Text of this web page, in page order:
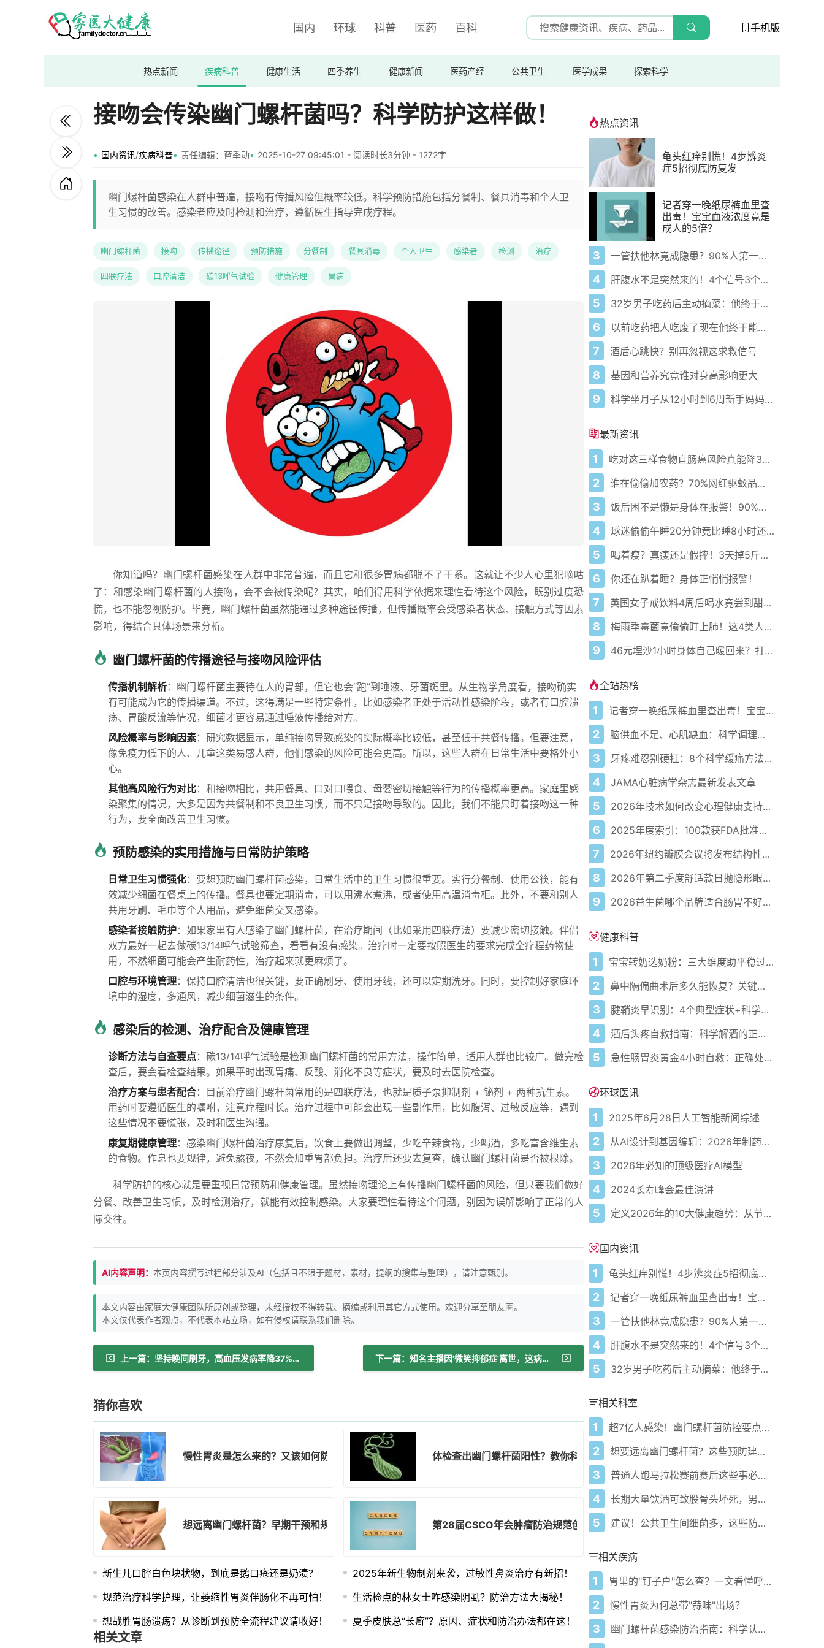
国内 环球 科普 医药 百科 手机版
热点新闻 疾病科普 健康生活 四季养生 健康新闻 医药产经 公共卫生 医学成果 探索科学
接吻会传染幽门螺杆菌吗？科学防护这样做！
国内资讯/疾病科普 责任编辑：蓝季动 2025-10-27 09:45:01 - 阅读时长3分钟 - 1272字
幽门螺杆菌感染在人群中普遍，接吻有传播风险但概率较低。科学预防措施包括分餐制、餐具消毒和个人卫
生习惯的改善。感染者应及时检测和治疗，遵循医生指导完成疗程。
幽门螺杆菌 接吻 传播途径 预防措施 分餐制 餐具消毒 个人卫生 感染者 检测 治疗
四联疗法 口腔清洁 碳13呼气试验 健康管理 胃病
你知道吗？幽门螺杆菌感染在人群中非常普遍，而且它和很多胃病都脱不了干系。这就让不少人心里犯嘀咕
了：和感染幽门螺杆菌的人接吻，会不会被传染呢？其实，咱们得用科学依据来理性看待这个风险，既别过度恐
慌，也不能忽视防护。毕竟，幽门螺杆菌虽然能通过多种途径传播，但传播概率会受感染者状态、接触方式等因素
影响，得结合具体场景来分析。
幽门螺杆菌的传播途径与接吻风险评估
传播机制解析：幽门螺杆菌主要待在人的胃部，但它也会“跑”到唾液、牙菌斑里。从生物学角度看，接吻确实
有可能成为它的传播渠道。不过，这得满足一些特定条件，比如感染者正处于活动性感染阶段，或者有口腔溃
疡、胃酸反流等情况，细菌才更容易通过唾液传播给对方。
风险概率与影响因素：研究数据显示，单纯接吻导致感染的实际概率比较低，甚至低于共餐传播。但要注意，
像免疫力低下的人、儿童这类易感人群，他们感染的风险可能会更高。所以，这些人群在日常生活中要格外小
心。
其他高风险行为对比：和接吻相比，共用餐具、口对口喂食、母婴密切接触等行为的传播概率更高。家庭里感
染聚集的情况，大多是因为共餐制和不良卫生习惯，而不只是接吻导致的。因此，我们不能只盯着接吻这一种
行为，要全面改善卫生习惯。
预防感染的实用措施与日常防护策略
日常卫生习惯强化：要想预防幽门螺杆菌感染，日常生活中的卫生习惯很重要。实行分餐制、使用公筷，能有
效减少细菌在餐桌上的传播。餐具也要定期消毒，可以用沸水煮沸，或者使用高温消毒柜。此外，不要和别人
共用牙刷、毛巾等个人用品，避免细菌交叉感染。
感染者接触防护：如果家里有人感染了幽门螺杆菌，在治疗期间（比如采用四联疗法）要减少密切接触。伴侣
双方最好一起去做碳13/14呼气试验筛查，看看有没有感染。治疗时一定要按照医生的要求完成全疗程药物使
用，不然细菌可能会产生耐药性，治疗起来就更麻烦了。
口腔与环境管理：保持口腔清洁也很关键，要正确刷牙、使用牙线，还可以定期洗牙。同时，要控制好家庭环
境中的湿度，多通风，减少细菌滋生的条件。
感染后的检测、治疗配合及健康管理
诊断方法与自查要点：碳13/14呼气试验是检测幽门螺杆菌的常用方法，操作简单，适用人群也比较广。做完检
查后，要会看检查结果。如果平时出现胃痛、反酸、消化不良等症状，要及时去医院检查。
治疗方案与患者配合：目前治疗幽门螺杆菌常用的是四联疗法，也就是质子泵抑制剂 + 铋剂 + 两种抗生素。
用药时要遵循医生的嘱咐，注意疗程时长。治疗过程中可能会出现一些副作用，比如腹泻、过敏反应等，遇到
这些情况不要慌张，及时和医生沟通。
康复期健康管理：感染幽门螺杆菌治疗康复后，饮食上要做出调整，少吃辛辣食物，少喝酒，多吃富含维生素
的食物。作息也要规律，避免熬夜，不然会加重胃部负担。治疗后还要去复查，确认幽门螺杆菌是否被根除。
科学防护的核心就是要重视日常预防和健康管理。虽然接吻理论上有传播幽门螺杆菌的风险，但只要我们做好
分餐、改善卫生习惯，及时检测治疗，就能有效控制感染。大家要理性看待这个问题，别因为误解影响了正常的人
际交往。
AI内容声明： 本页内容撰写过程部分涉及AI（包括且不限于题材，素材，提纲的搜集与整理），请注意甄别。
本文内容由家庭大健康团队所原创或整理，未经授权不得转载、摘编或利用其它方式使用。欢迎分享至朋友圈。
本文仅代表作者观点，不代表本站立场，如有侵权请联系我们删除。
上一篇：坚持晚间刷牙，高血压发病率降37%、脑卒中风险降42%！ 下一篇：知名主播因'微笑抑郁症'离世，这病咋防咋治？
猜你喜欢
慢性胃炎是怎么来的？又该如何防治和管理？ 体检查出幽门螺杆菌阳性？教你科学应对！
想远离幽门螺杆菌？早期干预和规范治疗很关键！ 第28届CSCO年会肿瘤防治规范创新大揭秘！
新生儿口腔白色块状物，到底是鹅口疮还是奶渍？
2025年新生物制剂来袭，过敏性鼻炎治疗有新招！
规范治疗科学护理，让萎缩性胃炎伴肠化不再可怕！
生活检点的林女士咋感染阴虱？防治方法大揭秘！
想战胜胃肠溃疡？从诊断到预防全流程建议请收好！
夏季皮肤总“长癣”？原因、症状和防治办法都在这！
相关文章
热点资讯
龟头红痒别慌！4步辨炎
症5招彻底防复发
记者穿一晚纸尿裤血里查
出毒！宝宝血液浓度竟是
成人的5倍？
3 一管扶他林竟成隐患？90%人第一步就错了！
4 肝腹水不是突然来的！4个信号3个管理要点别等肚子鼓起来
5 32岁男子吃药后主动摘菜：他终于活过来了？
6 以前吃药把人吃废了现在他终于能好起来了
7 酒后心跳快？别再忽视这求救信号
8 基因和营养究竟谁对身高影响更大
9 科学坐月子从12小时到6周新手妈妈必藏护理攻略
最新资讯
1 吃对这三样食物直肠癌风险真能降35%！
2 谁在偷偷加农药？70%网红驱蚊品央视都惊了
3 饭后困不是懒是身体在报警！90%上班族不知道的血糖真相
4 球迷偷偷午睡20分钟竟比睡8小时还管用？真相让人惊呆！
5 喝着瘦？真瘦还是假摔！3天掉5斤的小黄油美式正在偷偷毁掉你的代谢！
6 你还在趴着睡？身体正悄悄报警！
7 英国女子戒饮料4周后喝水竟尝到甜味？真相让人惊呆
8 梅雨季霉菌竟偷偷盯上肺！这4类人一咳嗽就危险
9 46元埋沙1小时身体自己暖回来？打工人悄悄试了真香
全站热榜
1 记者穿一晚纸尿裤血里查出毒！宝宝血液浓度竟是成人的5倍？
2 脑供血不足、心肌缺血：科学调理全攻略
3 牙疼难忍别硬扛：8个科学缓痛方法收好
4 JAMA心脏病学杂志最新发表文章
5 2026年技术如何改变心理健康支持的获取方式
6 2025年度索引：100款获FDA批准的AI驱动医疗设备
7 2026年纽约瓣膜会议将发布结构性心脏病最新研究成果
8 2026年第二季度舒适款日抛隐形眼镜推荐，优瞳主打长效佩戴体验
9 2026益生菌哪个品牌适合肠胃不好的人，常年饱受肠胃病痛看过来，梳理实用十大品牌
健康科普
1 宝宝转奶选奶粉：三大维度助平稳过渡
2 鼻中隔偏曲术后多久能恢复？关键看这几点
3 腱鞘炎早识别：4个典型症状+科学应对，避免关节卡壳
4 酒后头疼自救指南：科学解酒的正确打开方式
5 急性肠胃炎黄金4小时自救：正确处置与误区避坑关键
环球医讯
1 2025年6月28日人工智能新闻综述
2 从AI设计到基因编辑：2026年制药领域重大突破
3 2026年必知的顶级医疗AI模型
4 2024长寿峰会最佳演讲
5 定义2026年的10大健康趋势：从节律健康到冷热交替疗法
国内资讯
1 龟头红痒别慌！4步辨炎症5招彻底防复发
2 记者穿一晚纸尿裤血里查出毒！宝宝血液浓度竟是成人的5倍？
3 一管扶他林竟成隐患？90%人第一步就错了！
4 肝腹水不是突然来的！4个信号3个管理要点别等肚子鼓起来
5 32岁男子吃药后主动摘菜：他终于活过来了？
相关科室
1 超7亿人感染！幽门螺杆菌防控要点快知晓！
2 想要远离幽门螺杆菌？这些预防建议请收好！
3 普通人跑马拉松赛前赛后这些事必须知道
4 长期大量饮酒可致股骨头坏死，男子案例警示
5 建议！公共卫生间细菌多，这些防护方法快用上！
相关疾病
1 胃里的"钉子户"怎么查？一文看懂呼气检测那些事
2 慢性胃炎为何总带"蒜味"出场？
3 幽门螺杆菌感染防治指南：科学认知与应对策略